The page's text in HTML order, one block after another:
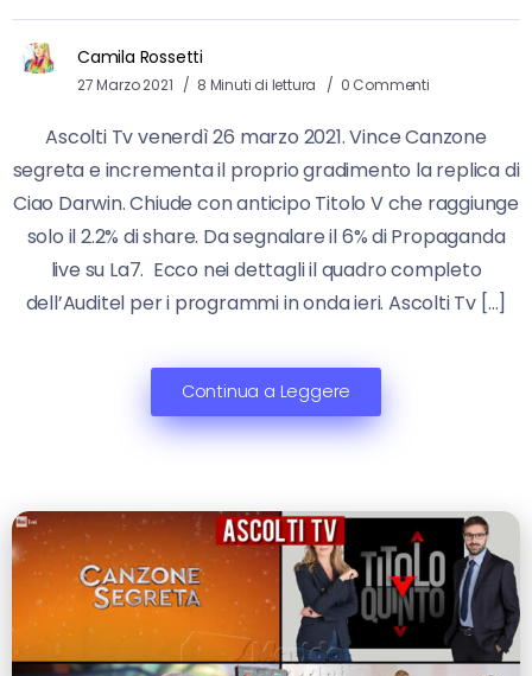
Camila Rossetti
27 Marzo 2021 8 Minuti di lettura 0 Commenti
Ascolti Tv venerdì 26 marzo 2021. Vince Canzone
segreta e incrementa il proprio gradimento la replica di
Ciao Darwin. Chiude con anticipo Titolo V che raggiunge
solo il 2.2% di share. Da segnalare il 6% di Propaganda
live su La7. Ecco nei dettagli il quadro completo
dell’Auditel per i programmi in onda ieri. Ascolti Tv […]
Continua a Leggere